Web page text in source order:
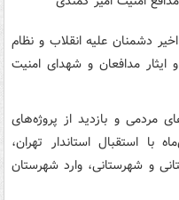
دشمنان علیه انقلاب و نظام
مدافعان و شهدای امنیت
مردمی و بازدید از پروژه‌های
صبح امروز (پنجشنبه) ۱۵دی‌ماه با استقبال استاندار تهران،
و شهرستانی، وارد شهرستان